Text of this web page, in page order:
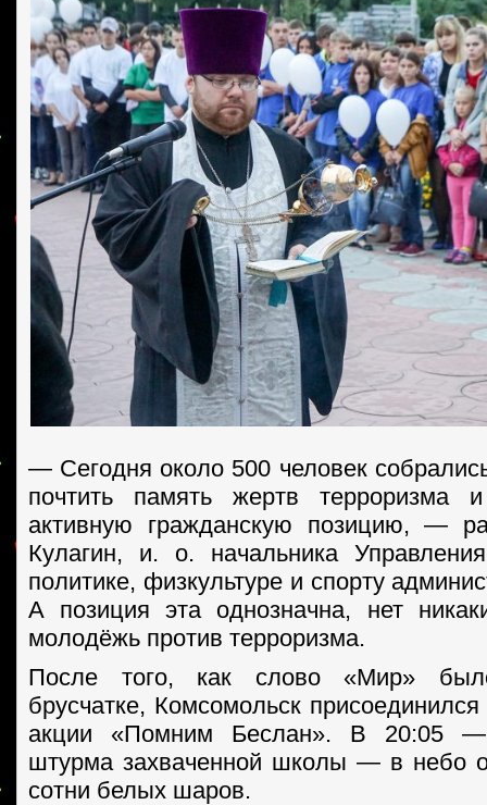
— Сегодня около 500 человек
почтить память жертв терроризма
активную гражданскую позицию, —
Кулагин, и. о. начальника
политике, физкультуре и спорту
А позиция эта однозначна, нет
молодёжь против терроризма.
После того, как слово «Мир»
брусчатке, Комсомольск присоединился
акции «Помним Беслан». В 20:05
штурма захваченной школы — в небо
сотни белых шаров.